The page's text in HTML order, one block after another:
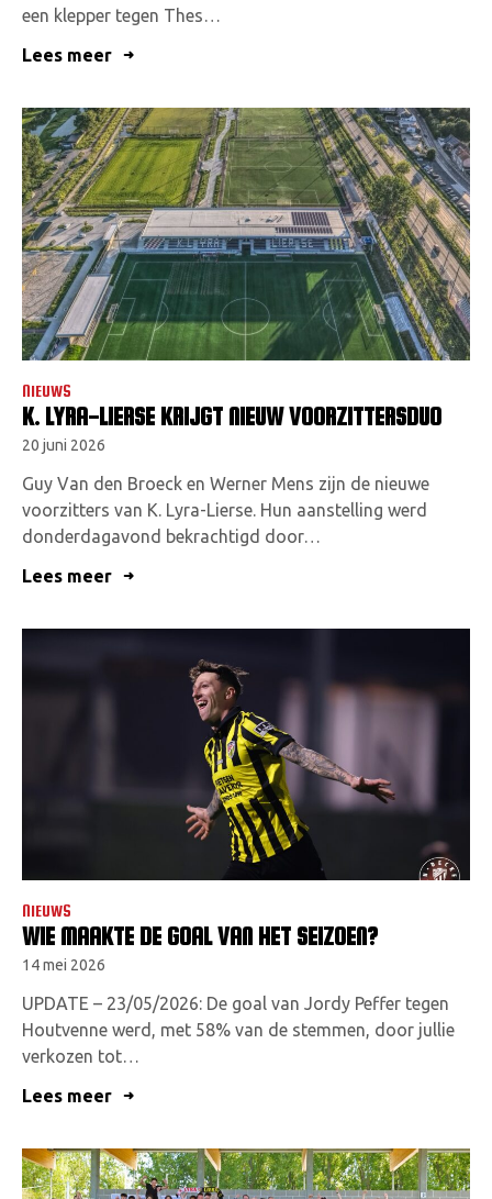
een klepper tegen Thes…
Lees meer
NIEUWS
K. LYRA-LIERSE KRIJGT NIEUW VOORZITTERSDUO
20 juni 2026
Guy Van den Broeck en Werner Mens zijn de nieuwe
voorzitters van K. Lyra-Lierse. Hun aanstelling werd
donderdagavond bekrachtigd door…
Lees meer
NIEUWS
WIE MAAKTE DE GOAL VAN HET SEIZOEN?
14 mei 2026
UPDATE – 23/05/2026: De goal van Jordy Peffer tegen
Houtvenne werd, met 58% van de stemmen, door jullie
verkozen tot…
Lees meer